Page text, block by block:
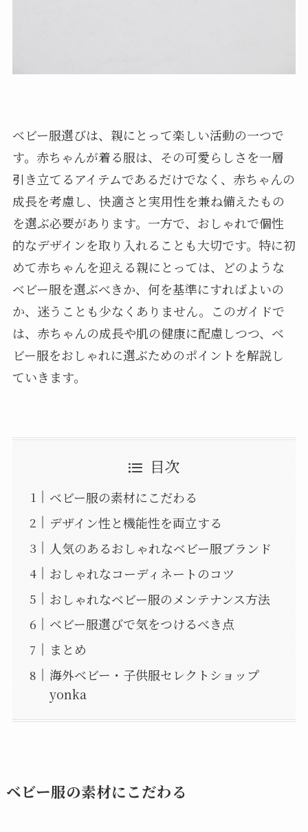
ベビー服選びは、親にとって楽しい活動の一つで
す。赤ちゃんが着る服は、その可愛らしさを一層
引き立てるアイテムであるだけでなく、赤ちゃんの
成長を考慮し、快適さと実用性を兼ね備えたもの
を選ぶ必要があります。一方で、おしゃれで個性
的なデザインを取り入れることも大切です。特に初
めて赤ちゃんを迎える親にとっては、どのような
ベビー服を選ぶべきか、何を基準にすればよいの
か、迷うことも少なくありません。このガイドで
は、赤ちゃんの成長や肌の健康に配慮しつつ、ベ
ビー服をおしゃれに選ぶためのポイントを解説し
ていきます。
目次
ベビー服の素材にこだわる
デザイン性と機能性を両立する
人気のあるおしゃれなベビー服ブランド
おしゃれなコーディネートのコツ
おしゃれなベビー服のメンテナンス方法
ベビー服選びで気をつけるべき点
まとめ
海外ベビー・子供服セレクトショップ
yonka
ベビー服の素材にこだわる